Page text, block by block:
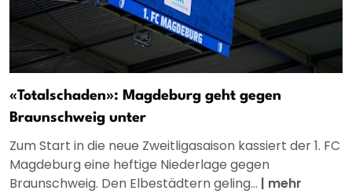
«Totalschaden»: Magdeburg geht gegen
Braunschweig unter
Zum Start in die neue Zweitligasaison kassiert der 1. FC
Magdeburg eine heftige Niederlage gegen
Braunschweig. Den Elbestädtern geling... | mehr